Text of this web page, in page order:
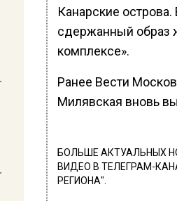
Канарские
сдержанный образ
комплексе».
Ранее Вести
Милявская вновь
БОЛЬШЕ АКТУАЛЬНЫХ
ВИДЕО В ТЕЛЕГРАМ-
РЕГИОНА".